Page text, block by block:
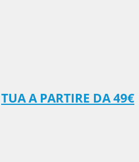
TUA A PARTIRE DA 49€